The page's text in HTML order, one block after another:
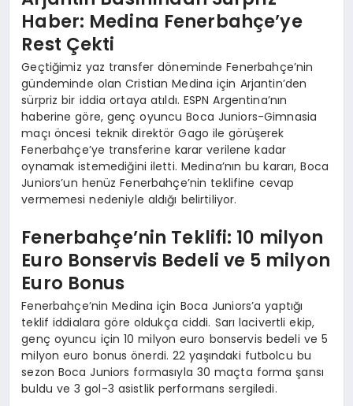
Haber: Medina Fenerbahçe’ye
Rest Çekti
Geçtiğimiz yaz transfer döneminde Fenerbahçe’nin
gündeminde olan Cristian Medina için Arjantin’den
sürpriz bir iddia ortaya atıldı. ESPN Argentina’nın
haberine göre, genç oyuncu Boca Juniors-Gimnasia
maçı öncesi teknik direktör Gago ile görüşerek
Fenerbahçe’ye transferine karar verilene kadar
oynamak istemediğini iletti. Medina’nın bu kararı, Boca
Juniors’un henüz Fenerbahçe’nin teklifine cevap
vermemesi nedeniyle aldığı belirtiliyor.
Fenerbahçe’nin Teklifi: 10 milyon
Euro Bonservis Bedeli ve 5 milyon
Euro Bonus
Fenerbahçe’nin Medina için Boca Juniors’a yaptığı
teklif iddialara göre oldukça ciddi. Sarı lacivertli ekip,
genç oyuncu için 10 milyon euro bonservis bedeli ve 5
milyon euro bonus önerdi. 22 yaşındaki futbolcu bu
sezon Boca Juniors formasıyla 30 maçta forma şansı
buldu ve 3 gol-3 asistlik performans sergiledi.